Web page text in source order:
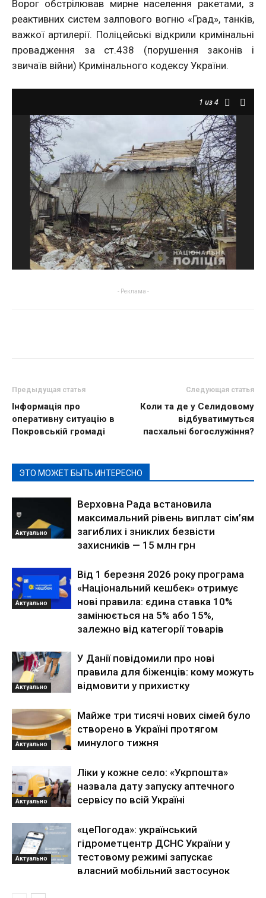
Ворог обстрілював мирне населення ракетами, з
реактивних систем залпового вогню «Град», танків,
важкої артилерії. Поліцейські відкрили кримінальні
провадження за ст.438 (порушення законів і
звичаїв війни) Кримінального кодексу України.
1 из 4
- Реклама -
Предыдущая статья
Інформація про
оперативну ситуацію в
Покровській громаді
Следующая статья
Коли та де у Селидовому
відбуватимуться
пасхальні богослужіння?
ЭТО МОЖЕТ БЫТЬ ИНТЕРЕСНО
Актуально
Верховна Рада встановила
максимальний рівень виплат сім’ям
загиблих і зниклих безвісти
захисників — 15 млн грн
Актуально
Від 1 березня 2026 року програма
«Національний кешбек» отримує
нові правила: єдина ставка 10%
замінюється на 5% або 15%,
залежно від категорії товарів
Актуально
У Данії повідомили про нові
правила для біженців: кому можуть
відмовити у прихистку
Актуально
Майже три тисячі нових сімей було
створено в Україні протягом
минулого тижня
Актуально
Ліки у кожне село: «Укрпошта»
назвала дату запуску аптечного
сервісу по всій Україні
Актуально
«цеПогода»: український
гідрометцентр ДСНС України у
тестовому режимі запускає
власний мобільний застосунок